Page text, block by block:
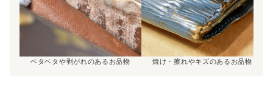
ベタベタや剥がれのあるお品物 焼け・擦れやキズのあるお品物